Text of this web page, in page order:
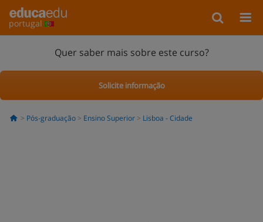
portugal
Quer saber mais sobre este curso?
Solicite informação
Pós-graduação Ensino Superior Lisboa - Cidade